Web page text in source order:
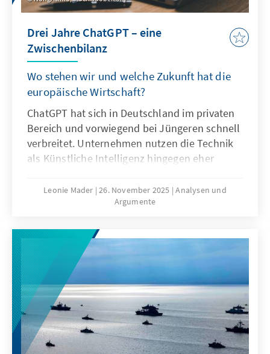
Drei Jahre ChatGPT – eine
Zwischenbilanz
Wo stehen wir und welche Zukunft hat die
europäische Wirtschaft?
ChatGPT hat sich in Deutschland im privaten
Bereich und vorwiegend bei Jüngeren schnell
verbreitet. Unternehmen nutzen die Technik
als Künstliche Intelligenz hingegen eher
hierfür sind nicht nur technische
Eigenschaften von ChatGPT, sondern auch
oder die Spezifikation. Für Europa geht es
deshalb nicht darum, ChatGPT mit
Verzögerung nachzubauen. Vielmehr gilt es
eigene Modelle zu entwickeln oder
außereuropäische so anzupassen, dass sie als
Produkte besser zu den institutionalisierten
Strukturen passen.
Leonie Mader 26. November 2025 Analysen und
Argumente